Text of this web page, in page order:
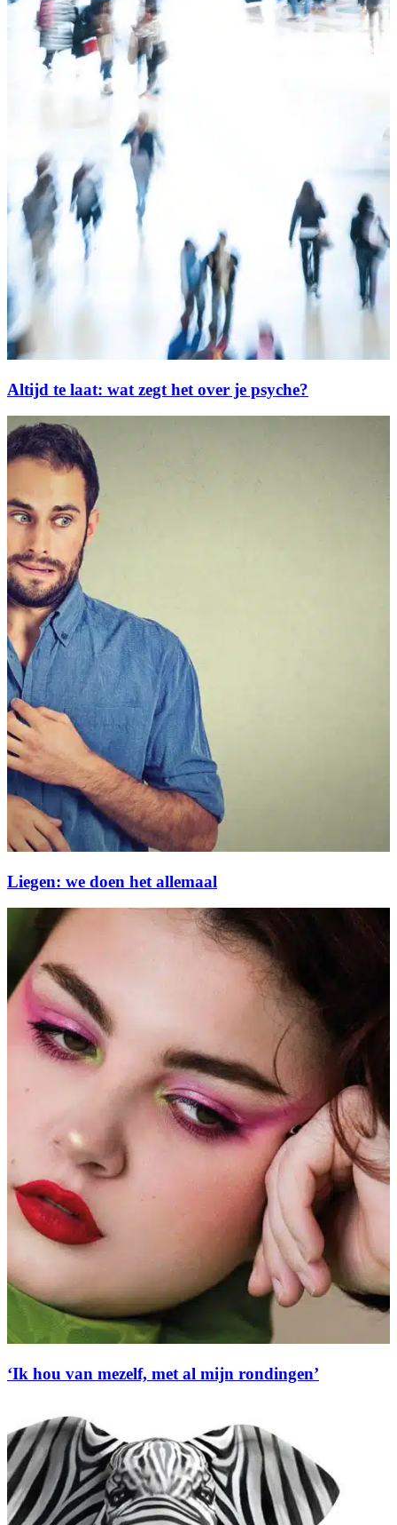
Altijd te laat: wat zegt het over je psyche?
Liegen: we doen het allemaal
‘Ik hou van mezelf, met al mijn rondingen’